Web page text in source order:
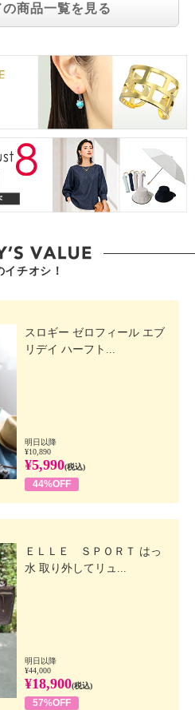
商品一覧を見る
イチオシ！
スロギー ゼロフィール エブ
リデイ ハーフト...
明日以降
¥10,890
¥5,990(税込)
44%OFF
ＥＬＬＥ ＳＰＯＲＴ はっ
水 取り外してリュ...
明日以降
¥44,000
¥18,900(税込)
57%OFF